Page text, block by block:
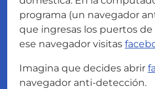
programa (un navegador
que ingresas los puertos de
ese navegador visitas
Imagina que decides abrir
navegador anti-detección.